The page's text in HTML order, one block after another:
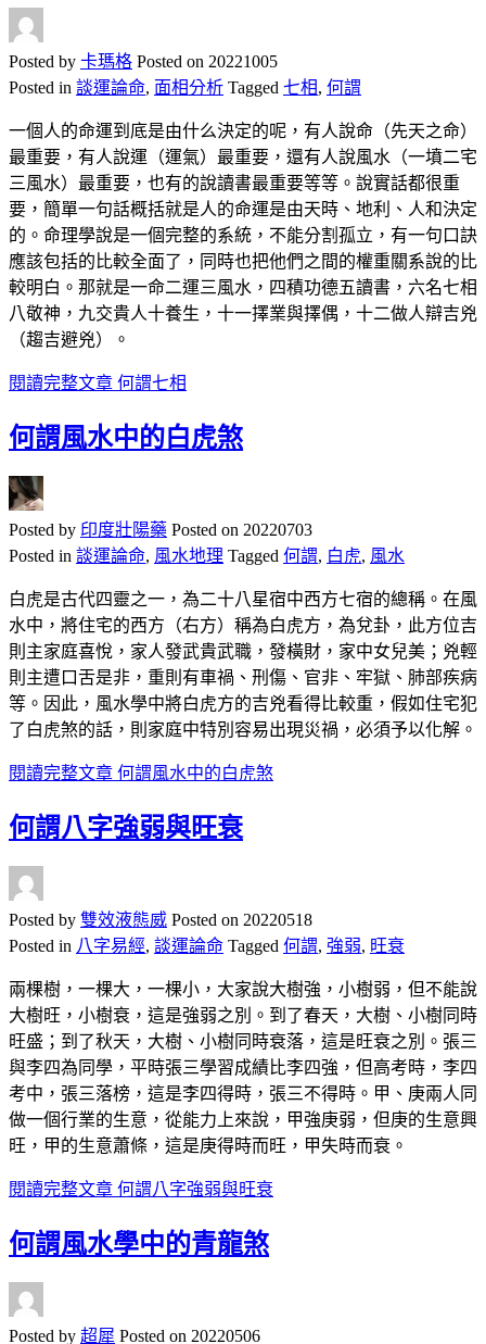
Posted by 卡瑪格 Posted on 20221005
Posted in 談運論命, 面相分析 Tagged 七相, 何謂
一個人的命運到底是由什么決定的呢，有人說命（先天之命）
最重要，有人說運（運氣）最重要，還有人說風水（一墳二宅
三風水）最重要，也有的說讀書最重要等等。說實話都很重
要，簡單一句話概括就是人的命運是由天時、地利、人和決定
的。命理學說是一個完整的系統，不能分割孤立，有一句口訣
應該包括的比較全面了，同時也把他們之間的權重關系說的比
較明白。那就是一命二運三風水，四積功德五讀書，六名七相
八敬神，九交貴人十養生，十一擇業與擇偶，十二做人辯吉兇
（趨吉避兇）。
閱讀完整文章 何謂七相
何謂風水中的白虎煞
Posted by 印度壯陽藥 Posted on 20220703
Posted in 談運論命, 風水地理 Tagged 何謂, 白虎, 風水
白虎是古代四靈之一，為二十八星宿中西方七宿的總稱。在風
水中，將住宅的西方（右方）稱為白虎方，為兌卦，此方位吉
則主家庭喜悅，家人發武貴武職，發橫財，家中女兒美；兇輕
則主遭口舌是非，重則有車禍、刑傷、官非、牢獄、肺部疾病
等。因此，風水學中將白虎方的吉兇看得比較重，假如住宅犯
了白虎煞的話，則家庭中特別容易出現災禍，必須予以化解。
閱讀完整文章 何謂風水中的白虎煞
何謂八字強弱與旺衰
Posted by 雙效液態威 Posted on 20220518
Posted in 八字易經, 談運論命 Tagged 何謂, 強弱, 旺衰
兩棵樹，一棵大，一棵小，大家說大樹強，小樹弱，但不能說
大樹旺，小樹衰，這是強弱之別。到了春天，大樹、小樹同時
旺盛；到了秋天，大樹、小樹同時衰落，這是旺衰之別。張三
與李四為同學，平時張三學習成績比李四強，但高考時，李四
考中，張三落榜，這是李四得時，張三不得時。甲、庚兩人同
做一個行業的生意，從能力上來說，甲強庚弱，但庚的生意興
旺，甲的生意蕭條，這是庚得時而旺，甲失時而衰。
閱讀完整文章 何謂八字強弱與旺衰
何謂風水學中的青龍煞
Posted by 超犀 Posted on 20220506